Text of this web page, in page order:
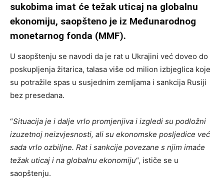
sukobima imat će težak uticaj na globalnu
ekonomiju, saopšteno je iz Međunarodnog
monetarnog fonda (MMF).
U saopštenju se navodi da je rat u Ukrajini već doveo do
poskupljenja žitarica, talasa više od milion izbjeglica koje
su potražile spas u susjednim zemljama i sankcija Rusiji
bez presedana.
“Situacija je i dalje vrlo promjenjiva i izgledi su podložni
izuzetnoj neizvjesnosti, ali su ekonomske posljedice već
sada vrlo ozbiljne. Rat i sankcije povezane s njim imaće
težak uticaj i na globalnu ekonomiju“, ističe se u
saopštenju.